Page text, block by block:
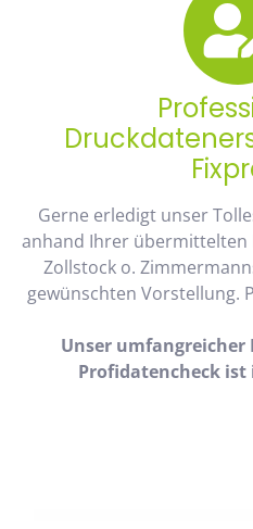
Gerne erledigt unser
anhand Ihrer übermittelten
Zollstock o.
gewünschten Vorstellung.
Unser
Profidatencheck